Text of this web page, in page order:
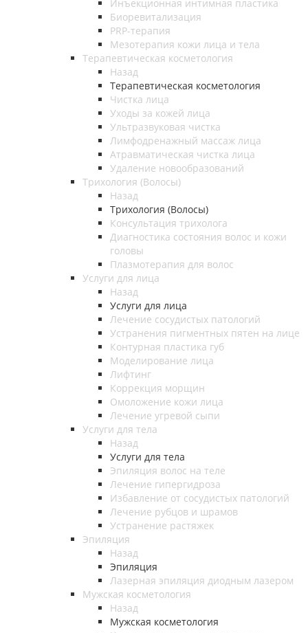
Инъекционная интимная пластика
Биоревитализация
PRP-терапия
Мезотерапия кожи лица и тела
Терапевтическая косметология
Назад
Терапевтическая косметология
Чистка лица
Уходы за кожей лица
Ультразвуковая чистка
Лимфодренажный массаж лица
Атравматическая чистка лица
Удаление новообразований
Трихология (Волосы)
Назад
Трихология (Волосы)
Консультация трихолога
Диагностика состояния волос и кожи
головы
Плазмотерапия для волос
Услуги для лица
Назад
Услуги для лица
Лечение сосудистых патологий
Устранения пигментных пятен на лице
Контурная пластика губ
Моделирование лица
Лифтинг
Коррекция морщин
Омоложение кожи лица
Лечение угревой сыпи
Услуги для тела
Назад
Услуги для тела
Эпиляция волос на теле
Лечение гипергидроза
Избавление от сосудистых патологий
Лечение рубцов и шрамов
Устранение растяжек
Эпиляция
Назад
Эпиляция
Лазерная эпиляция диодным лазером
Мужская косметология
Назад
Мужская косметология